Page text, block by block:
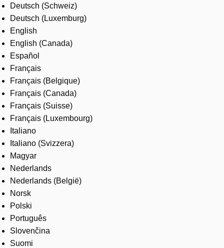
Where to buy
Contact us
Careers
Deutsch (Schweiz)
Deutsch (Luxemburg)
English
English (Canada)
Español
Français
Français (Belgique)
Français (Canada)
Français (Suisse)
Français (Luxembourg)
Italiano
Italiano (Svizzera)
Magyar
Nederlands
Nederlands (België)
Norsk
Polski
Português
Slovenčina
Suomi